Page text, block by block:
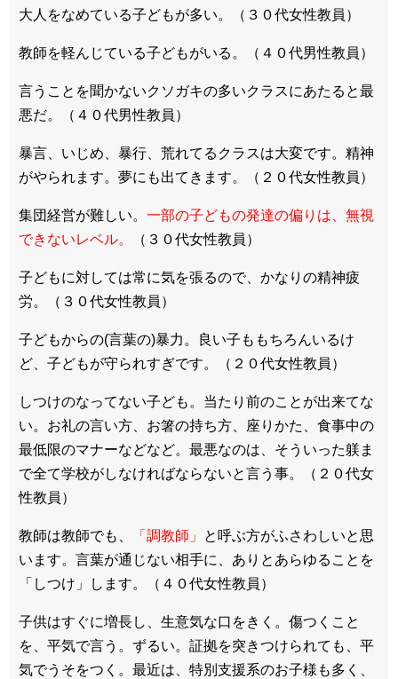
大人をなめている子どもが多い。（３０代女性教員）
教師を軽んじている子どもがいる。（４０代男性教員）
言うことを聞かないクソガキの多いクラスにあたると最
悪だ。（４０代男性教員）
暴言、いじめ、暴行、荒れてるクラスは大変です。精神
がやられます。夢にも出てきます。（２０代女性教員）
集団経営が難しい。 一部の子どもの発達の偏りは、無視
できないレベル。
（３０代女性教員）
子どもに対しては常に気を張るので、かなりの精神疲
労。（３０代女性教員）
子どもからの(言葉の)暴力。良い子ももちろんいるけ
ど、子どもが守られすぎです。（２０代女性教員）
しつけのなってない子ども。当たり前のことが出来てな
い。お礼の言い方、お箸の持ち方、座りかた、食事中の
最低限のマナーなどなど。最悪なのは、そういった躾ま
で全て学校がしなければならないと言う事。（２０代女
性教員）
教師は教師でも、 「調教師」
と呼ぶ方がふさわしいと思
います。言葉が通じない相手に、ありとあらゆることを
「しつけ」します。（４０代女性教員）
子供はすぐに増長し、生意気な口をきく。傷つくこと
を、 平気で言う。ずるい。証拠を突きつけられても、 平
気でうそをつく。最近は、特別支援系のお子様も多く、